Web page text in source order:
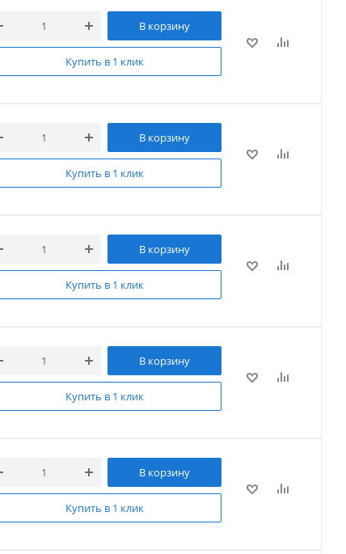
В корзину
Купить в 1 клик
В корзину
Купить в 1 клик
В корзину
Купить в 1 клик
В корзину
Купить в 1 клик
В корзину
Купить в 1 клик